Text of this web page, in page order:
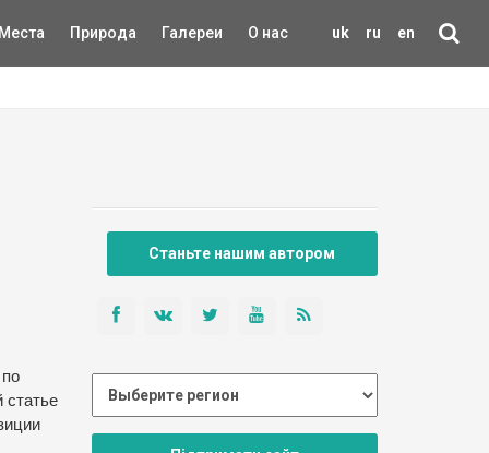
uk ru en
Природа Галереи О нас
статье
Станьте нашим автором